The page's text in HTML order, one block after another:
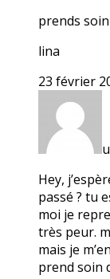
prends
lina
23 février
Hey,
passé ? tu
moi je
très peur.
mais je
prend soin